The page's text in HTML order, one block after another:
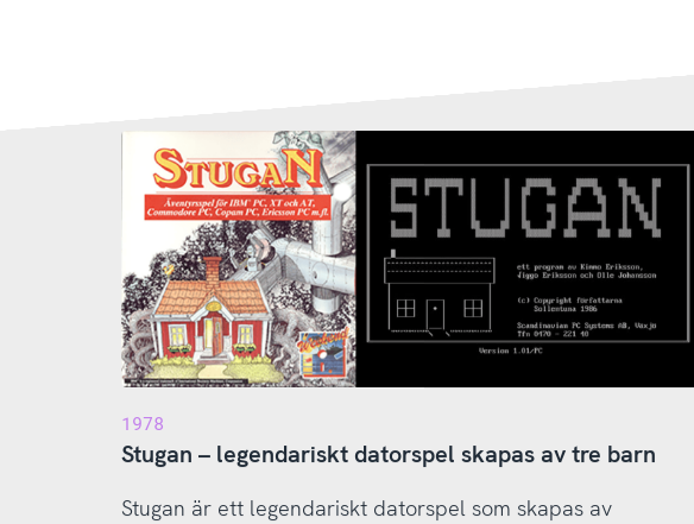
1978
Stugan – legendariskt datorspel skapas av tre barn
Stugan är ett legendariskt datorspel som skapas av